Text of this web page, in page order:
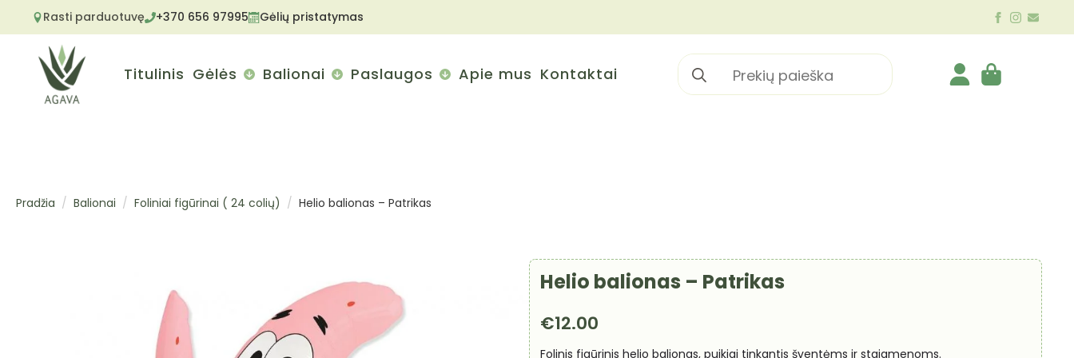
Rasti parduotuvę +370 656 97995 Gėlių pristatymas
Titulinis Gėlės Balionai Paslaugos Apie mus Kontaktai
Search
for:
Pradžia Balionai Foliniai figūrinai ( 24 colių) Helio balionas – Patrikas
Helio balionas – Patrikas
€12.00
Folinis figūrinis helio balionas, puikiai tinkantis šventėms ir staigmenoms.